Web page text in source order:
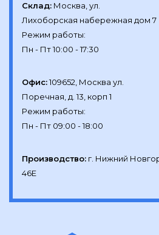
Склад: Москва, ул.
Лихоборская набережная дом 7
Режим работы:
Офис:109652, Москва ул.
Поречная, д. 13, корп 1
Режим работы:
Производство: г. Нижний
46Е